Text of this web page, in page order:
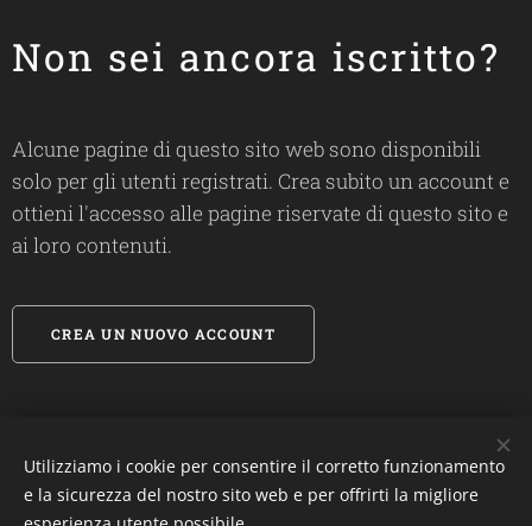
Non sei ancora iscritto?
Alcune pagine di questo sito web sono disponibili
solo per gli utenti registrati. Crea subito un account e
ottieni l'accesso alle pagine riservate di questo sito e
ai loro contenuti.
CREA UN NUOVO ACCOUNT
#biosandietdottfrancescalanza
Utilizziamo i cookie per consentire il corretto funzionamento
e la sicurezza del nostro sito web e per offrirti la migliore